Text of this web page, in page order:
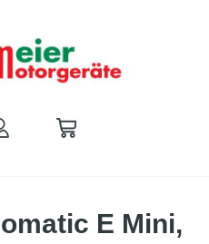
E Mini,